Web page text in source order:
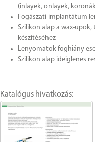
(inlayek, onlayek,
Fogászati implantátum
Szilikon alap a wax-
készítéséhez
Lenyomatok foghiány
Szilikon alap ideiglenes
Katalógus hivatkozás: